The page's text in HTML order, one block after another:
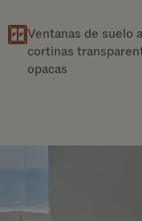
Ventanas de suelo
cortinas
opacas